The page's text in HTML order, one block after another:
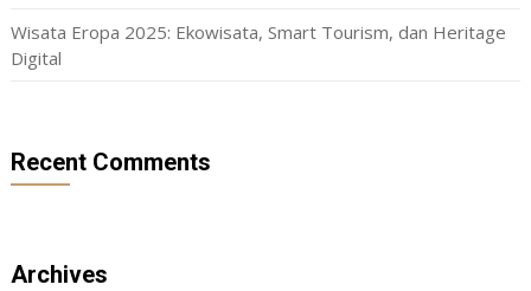
Wisata Eropa 2025: Ekowisata, Smart Tourism, dan Heritage
Digital
Recent Comments
Archives